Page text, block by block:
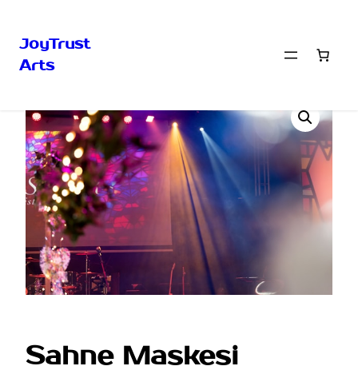
İçeriğe
JoyTrust
Arts
Ana Sayfa
Sahne Maskesi